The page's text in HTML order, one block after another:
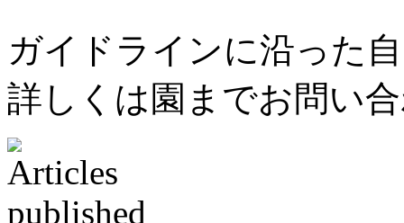
ガイドラインに沿った
詳しくは園までお問い